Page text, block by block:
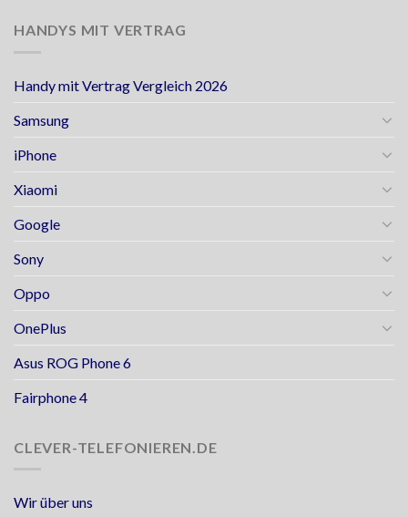
HANDYS MIT VERTRAG
Handy mit Vertrag Vergleich 2026
Samsung
iPhone
Xiaomi
Google
Sony
Oppo
OnePlus
Asus ROG Phone 6
Fairphone 4
CLEVER-TELEFONIEREN.DE
Wir über uns